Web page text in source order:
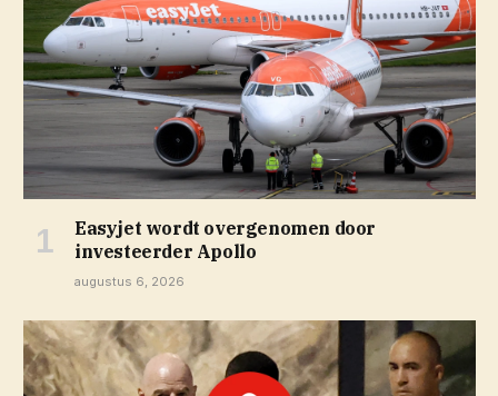
Easyjet wordt overgenomen door
investeerder Apollo
augustus 6, 2026